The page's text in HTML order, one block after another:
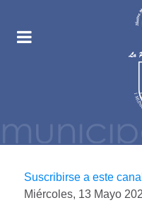
Suscribirse a este
Miércoles, 13 Mayo